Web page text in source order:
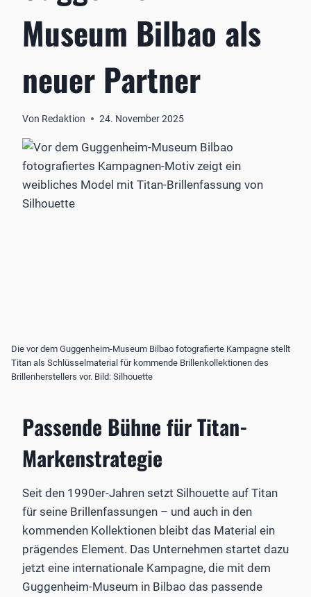
Museum Bilbao als
neuer Partner
Von Redaktion 24. November 2025
Die vor dem Guggenheim-Museum Bilbao fotografierte Kampagne stellt
Titan als Schlüsselmaterial für kommende Brillenkollektionen des
Brillenherstellers vor. Bild: Silhouette
Passende Bühne für Titan-
Markenstrategie
Seit den 1990er-Jahren setzt Silhouette auf Titan
für seine Brillenfassungen – und auch in den
kommenden Kollektionen bleibt das Material ein
prägendes Element. Das Unternehmen startet dazu
jetzt eine internationale Kampagne, die mit dem
Guggenheim-Museum in Bilbao das passende